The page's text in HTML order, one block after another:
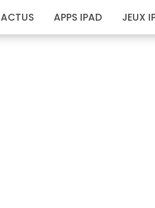
ACTUS APPS IPAD JEUX